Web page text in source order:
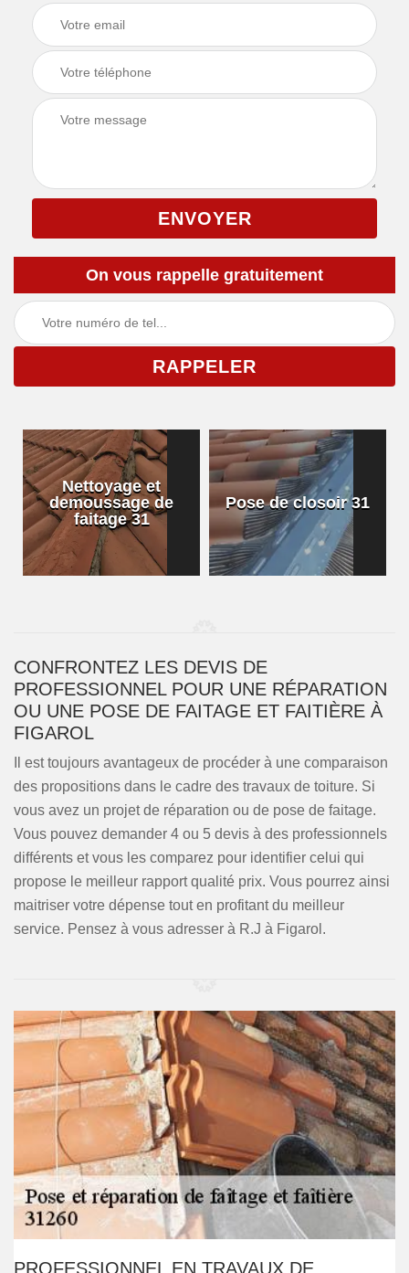
On vous rappelle gratuitement
Nettoyage et
demoussage de
faitage 31
Pose de closoir 31
CONFRONTEZ LES DEVIS DE
PROFESSIONNEL POUR UNE RÉPARATION
OU UNE POSE DE FAITAGE ET FAITIÈRE À
FIGAROL
Il est toujours avantageux de procéder à une comparaison
des propositions dans le cadre des travaux de toiture. Si
vous avez un projet de réparation ou de pose de faitage.
Vous pouvez demander 4 ou 5 devis à des professionnels
différents et vous les comparez pour identifier celui qui
propose le meilleur rapport qualité prix. Vous pourrez ainsi
maitriser votre dépense tout en profitant du meilleur
service. Pensez à vous adresser à R.J à Figarol.
PROFESSIONNEL EN TRAVAUX DE